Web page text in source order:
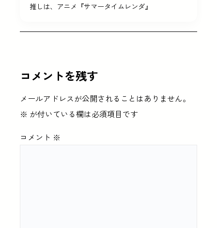
推しは、アニメ『サマータイムレンダ』
コメントを残す
メールアドレスが公開されることはありません。
※ が付いている欄は必須項目です
コメント ※